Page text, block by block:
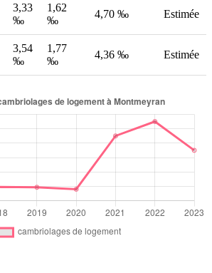
3,33
‰
1,62
‰
4,70 ‰ Estimée
3,54
‰
1,77
‰
4,36 ‰ Estimée